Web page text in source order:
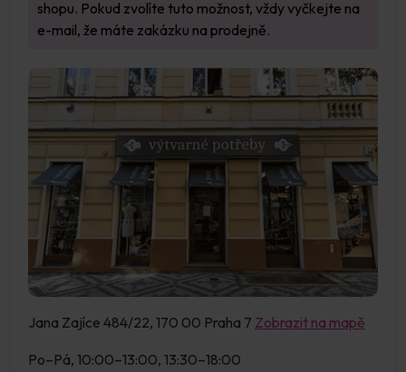
shopu. Pokud zvolíte tuto možnost, vždy vyčkejte na
e-mail, že máte zakázku na prodejně.
Jana Zajíce 484/22, 170 00 Praha 7 Zobrazit na mapě
Po–Pá, 10:00–13:00, 13:30–18:00